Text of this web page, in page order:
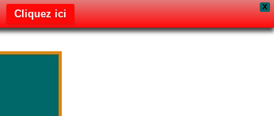
X
Cliquez ici